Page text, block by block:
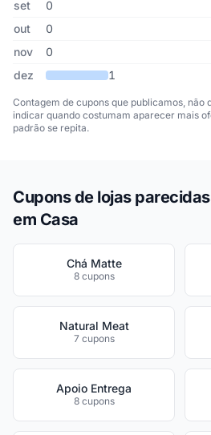
set
0
out
0
nov
0
dez
1
Contagem de cupons que publicamos, não
indicar quando costumam aparecer mais
padrão se repita.
Cupons de lojas
em Casa
Chá Matte
8 cupons
Natural Meat
7 cupons
Apoio Entrega
8 cupons